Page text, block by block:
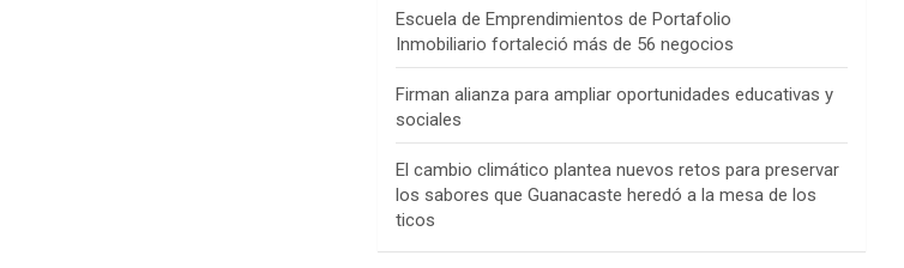
Escuela de Emprendimientos de Portafolio
Inmobiliario fortaleció más de 56 negocios
Firman alianza para ampliar oportunidades educativas y
sociales
El cambio climático plantea nuevos retos para preservar
los sabores que Guanacaste heredó a la mesa de los
ticos